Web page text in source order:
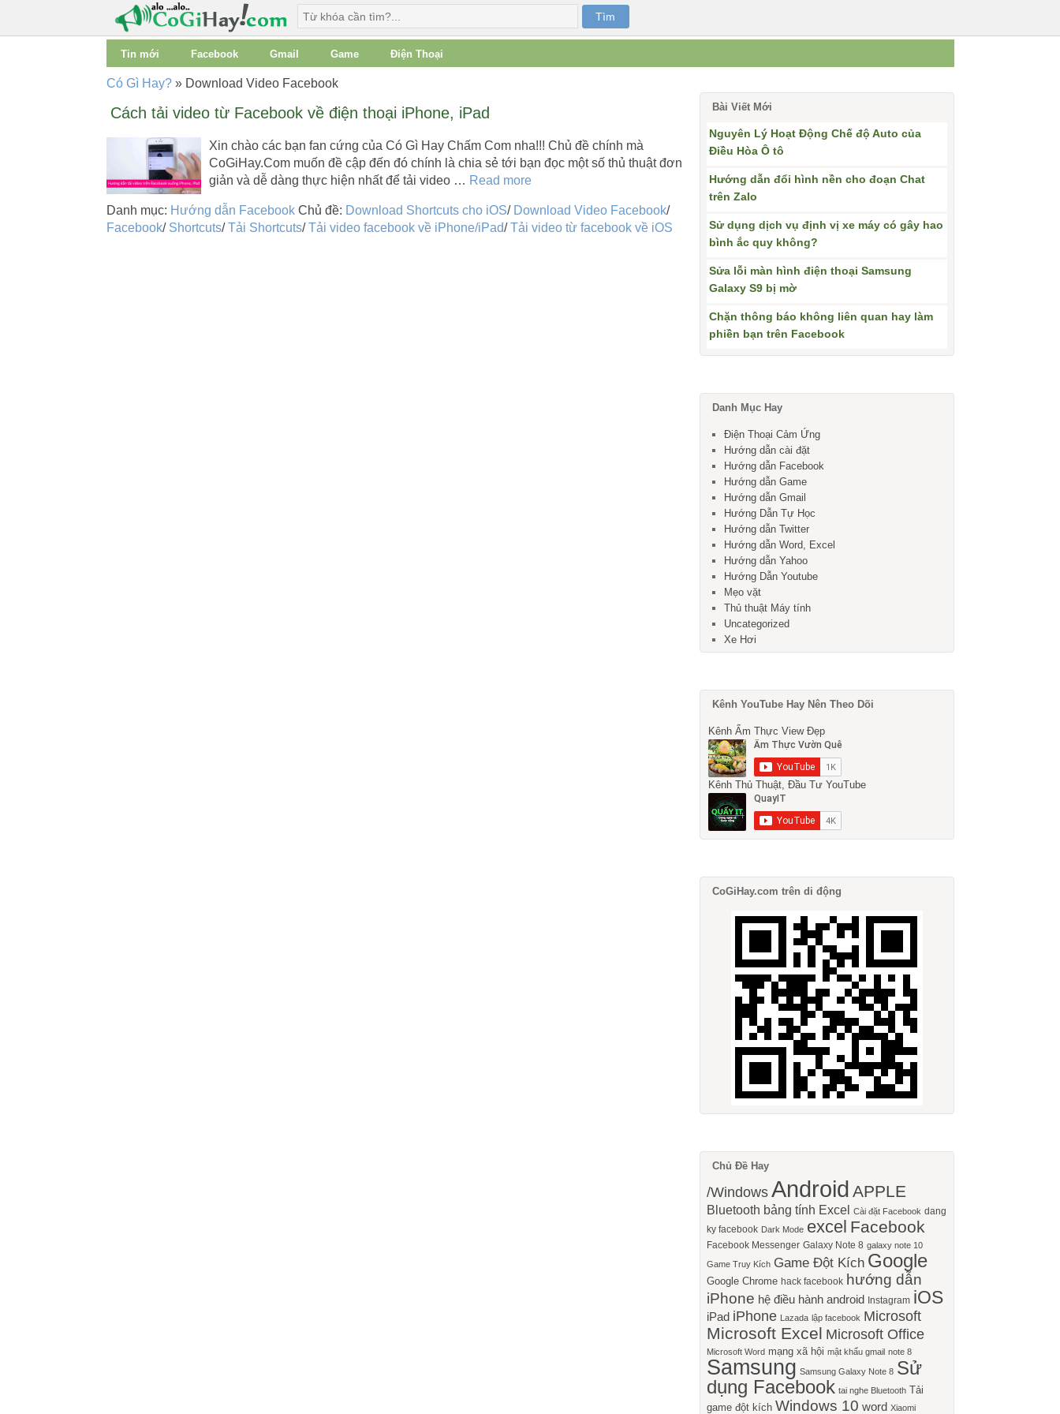
Tin mới Facebook Gmail Game Điện Thoại
Có Gì Hay? »Download Video Facebook
Cách tải video từ Facebook về điện thoại iPhone, iPad
Xin chào các bạn fan cứng của Có Gì Hay Chấm Com nha!!! Chủ đề chính mà
CoGiHay.Com muốn đề cập đến đó chính là chia sẻ tới bạn đọc một số thủ thuật đơn
giản và dễ dàng thực hiện nhất để tải video … Read more
Danh mục: Hướng dẫn Facebook Chủ đề: Download Shortcuts cho iOS/ Download Video Facebook/
Facebook/ Shortcuts/Tải Shortcuts/Tải video facebook về iPhone/iPad/Tải video từ facebook về iOS
Bài Viết Mới
Nguyên Lý Hoạt Động Chế độ Auto của
Điều Hòa Ô tô
Hướng dẫn đổi hình nền cho đoạn Chat
trên Zalo
Sử dụng dịch vụ định vị xe máy có gây hao
bình ắc quy không?
Sửa lỗi màn hình điện thoại Samsung
Galaxy S9 bị mờ
Chặn thông báo không liên quan hay làm
phiền bạn trên Facebook
Danh Mục Hay
Điện Thoại Cảm Ứng
Hướng dẫn cài đặt
Hướng dẫn Facebook
Hướng dẫn Game
Hướng dẫn Gmail
Hướng Dẫn Tự Học
Hướng dẫn Twitter
Hướng dẫn Word, Excel
Hướng dẫn Yahoo
Hướng Dẫn Youtube
Mẹo vặt
Thủ thuật Máy tính
Uncategorized
Xe Hơi
Kênh YouTube Hay Nên Theo Dõi
Kênh Ẩm Thực View Đẹp
Kênh Thủ Thuật, Đầu Tư YouTube
CoGiHay.com trên di động
Chủ Đề Hay
/Windows Android APPLE
Bluetooth bảng tính Excel Cài đặt Facebook dang
ky facebook Dark Mode excel Facebook
Facebook Messenger Galaxy Note 8 galaxy note 10
Game Truy Kích Game Đột Kích Google
Google Chrome hack facebook hướng dẫn
iPhone hệ điều hành android Instagram iOS
iPad iPhone Lazada lập facebook Microsoft
Microsoft Excel Microsoft Office
Microsoft Word mạng xã hội mật khẩu gmail note 8
Samsung Samsung Galaxy Note 8 Sử
dụng Facebook tai nghe Bluetooth Tải
game đột kích Windows 10 word Xiaomi